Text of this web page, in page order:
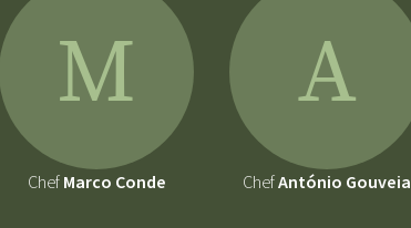
M
ChefMarco Conde
A
ChefAntónio Gouveia